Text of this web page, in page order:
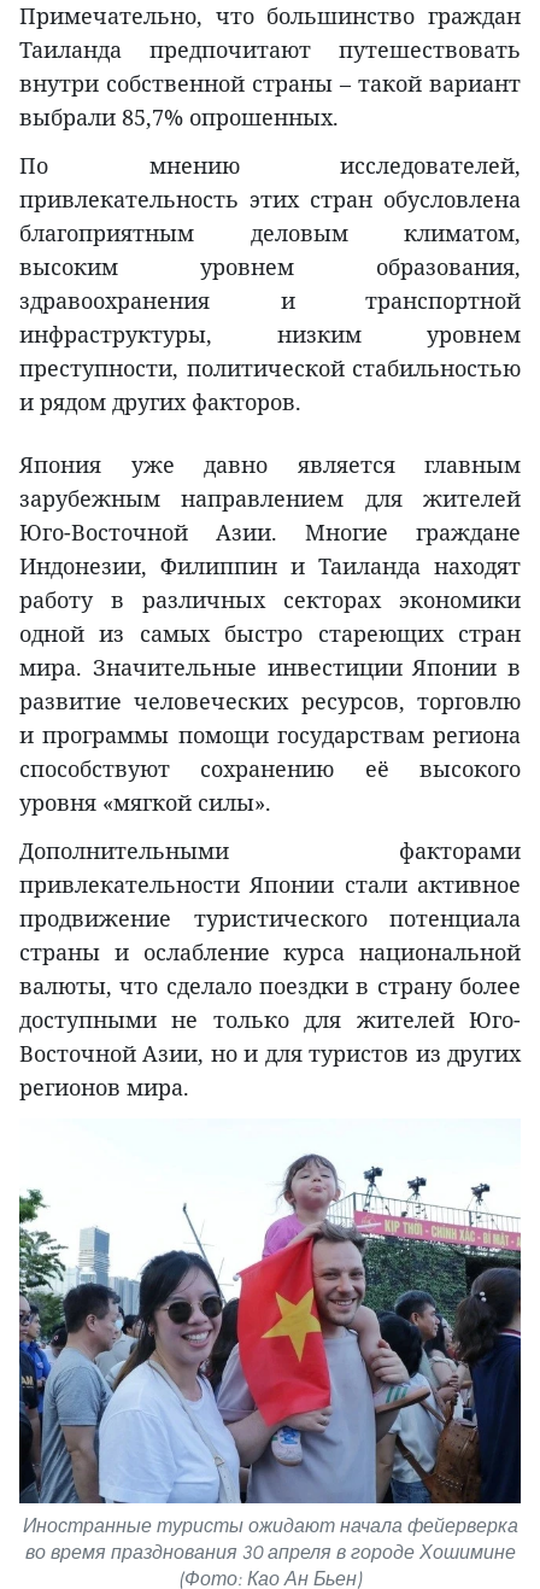
Примечательно, что большинство граждан
Таиланда предпочитают путешествовать
внутри собственной страны – такой вариант
выбрали 85,7% опрошенных.
По мнению исследователей,
привлекательность этих стран обусловлена
благоприятным деловым климатом,
высоким уровнем образования,
здравоохранения и транспортной
инфраструктуры, низким уровнем
преступности, политической стабильностью
и рядом других факторов.
Япония уже давно является главным
зарубежным направлением для жителей
Юго-Восточной Азии. Многие граждане
Индонезии, Филиппин и Таиланда находят
работу в различных секторах экономики
одной из самых быстро стареющих стран
мира. Значительные инвестиции Японии в
развитие человеческих ресурсов, торговлю
и программы помощи государствам региона
способствуют сохранению её высокого
уровня «мягкой силы».
Дополнительными факторами
привлекательности Японии стали активное
продвижение туристического потенциала
страны и ослабление курса национальной
валюты, что сделало поездки в страну более
доступными не только для жителей Юго-
Восточной Азии, но и для туристов из других
регионов мира.
Иностранные туристы ожидают начала фейерверка
во время празднования 30 апреля в городе Хошимине
(Фото: Као Ан Бьен)